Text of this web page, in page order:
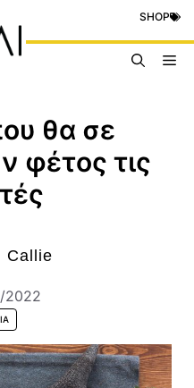
SHOP
θα σε
φέτος τις
Callie
2022